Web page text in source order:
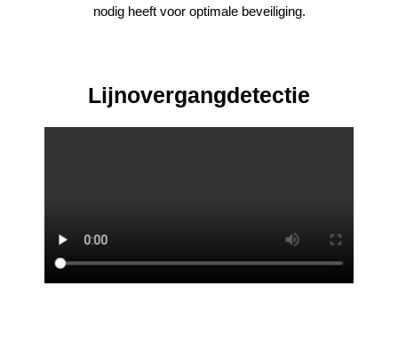
nodig heeft voor optimale beveiliging.
Lijnovergangdetectie